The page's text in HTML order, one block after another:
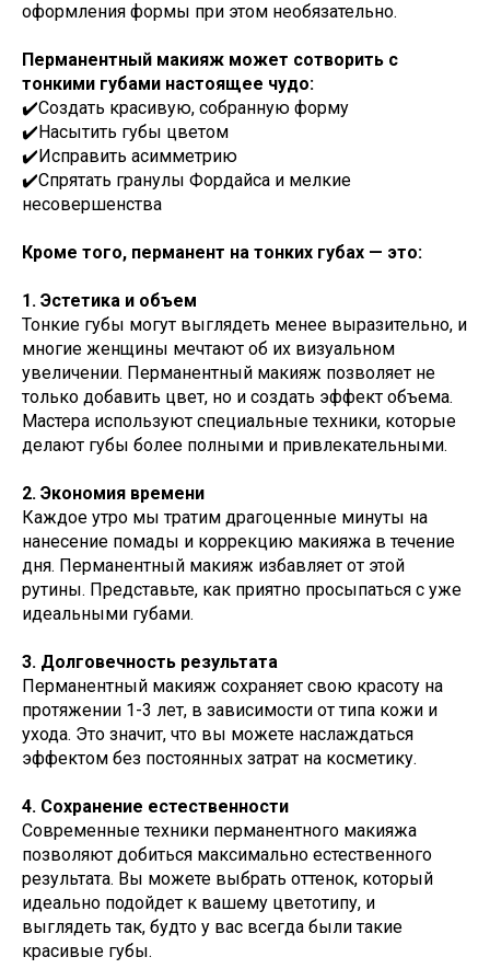
оформления формы при этом необязательно.
Перманентный макияж может сотворить с
тонкими губами настоящее чудо:
✔️Создать красивую, собранную форму
✔️Насытить губы цветом
✔️Исправить асимметрию
✔️Спрятать гранулы Фордайса и мелкие
несовершенства
Кроме того, перманент на тонких губах — это:
1. Эстетика и объем
Тонкие губы могут выглядеть менее выразительно, и
многие женщины мечтают об их визуальном
увеличении. Перманентный макияж позволяет не
только добавить цвет, но и создать эффект объема.
Мастера используют специальные техники, которые
делают губы более полными и привлекательными.
2. Экономия времени
Каждое утро мы тратим драгоценные минуты на
нанесение помады и коррекцию макияжа в течение
дня. Перманентный макияж избавляет от этой
рутины. Представьте, как приятно просыпаться с уже
идеальными губами.
3. Долговечность результата
Перманентный макияж сохраняет свою красоту на
протяжении 1-3 лет, в зависимости от типа кожи и
ухода. Это значит, что вы можете наслаждаться
эффектом без постоянных затрат на косметику.
4. Сохранение естественности
Современные техники перманентного макияжа
позволяют добиться максимально естественного
результата. Вы можете выбрать оттенок, который
идеально подойдет к вашему цветотипу, и
выглядеть так, будто у вас всегда были такие
красивые губы.